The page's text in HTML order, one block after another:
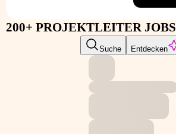
200+ PROJEKTLEITER JOBS
Suche Entdecken